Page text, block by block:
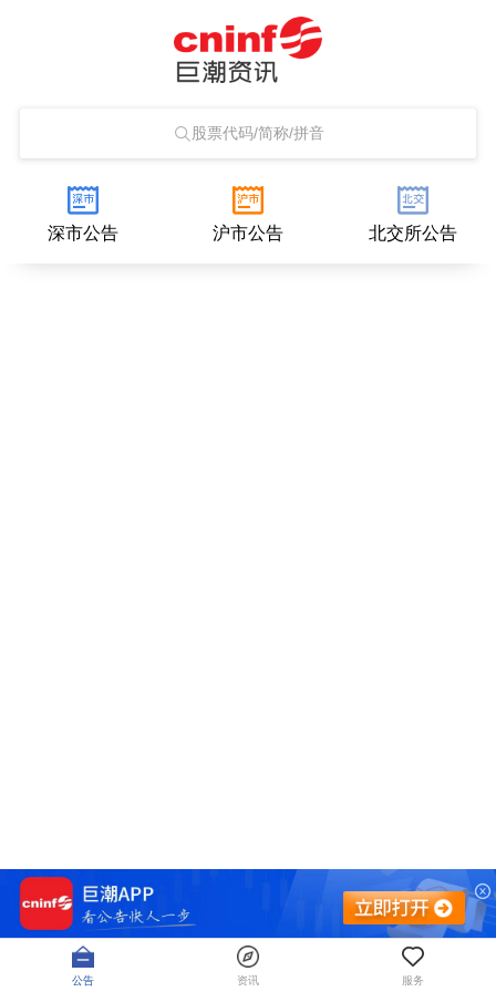
股票代码/简称/拼音
深市公告 沪市公告 北交所公告
公告 资讯 服务